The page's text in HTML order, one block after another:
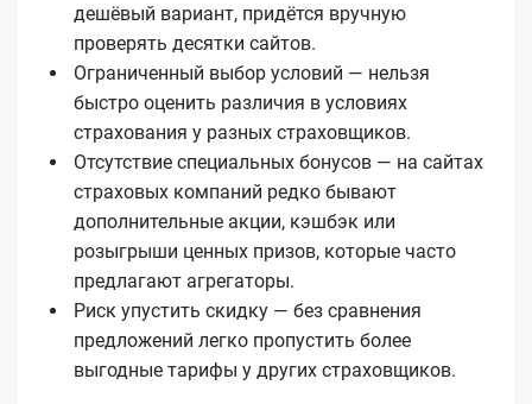
дешёвый вариант, придётся вручную
проверять десятки сайтов.
Ограниченный выбор условий — нельзя
быстро оценить различия в условиях
страхования у разных страховщиков.
Отсутствие специальных бонусов — на сайтах
страховых компаний редко бывают
дополнительные акции, кэшбэк или
розыгрыши ценных призов, которые часто
предлагают агрегаторы.
Риск упустить скидку — без сравнения
предложений легко пропустить более
выгодные тарифы у других страховщиков.